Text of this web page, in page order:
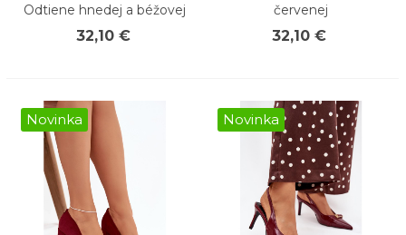
Odtiene hnedej a béžovej
32,10 €
červenej
32,10 €
Novinka Novinka